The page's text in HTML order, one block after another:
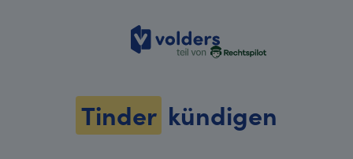
volders
Tinder kündigen